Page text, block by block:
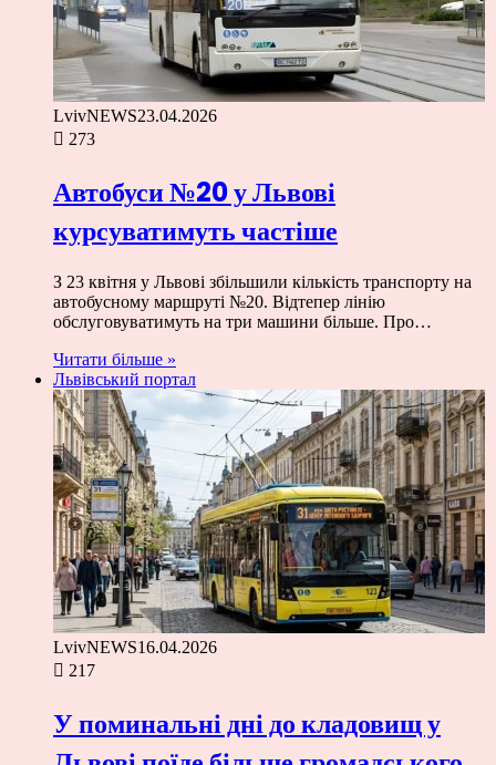
LvivNEWS23.04.2026
273
Автобуси №20 у Львові
курсуватимуть частіше
З 23 квітня у Львові збільшили кількість транспорту на
автобусному маршруті №20. Відтепер лінію
обслуговуватимуть на три машини більше. Про…
Читати більше »
Львівський портал
LvivNEWS16.04.2026
217
У поминальні дні до кладовищ у